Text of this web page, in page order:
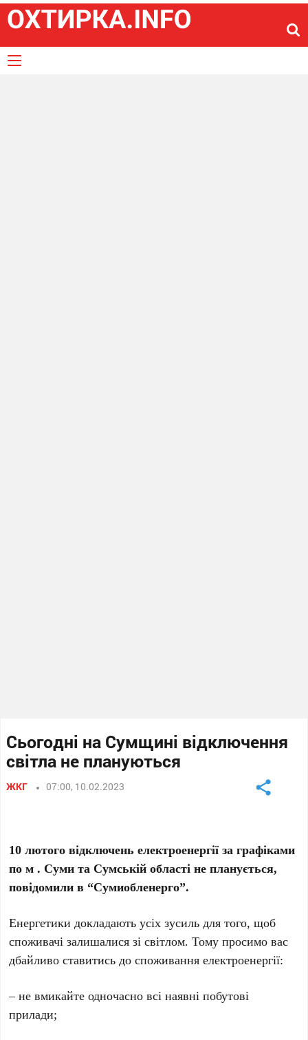
Сьогодні на Сумщині відключення
світла не плануються
ЖКГ 07:00, 10.02.2023
10 лютого відключень електроенергії за графіками
по м . Суми та Сумській області не планується,
повідомили в “Сумиобленерго”.
Енергетики докладають усіх зусиль для того, щоб
споживачі залишалися зі світлом. Тому просимо вас
дбайливо ставитись до споживання електроенергії:
– не вмикайте одночасно всі наявні побутові
прилади;